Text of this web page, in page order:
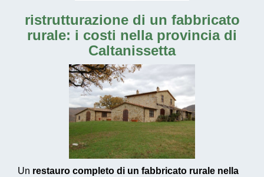
ristrutturazione di un fabbricato
rurale: i costi nella provincia di
Caltanissetta
Un restauro completo di un fabbricato rurale nella